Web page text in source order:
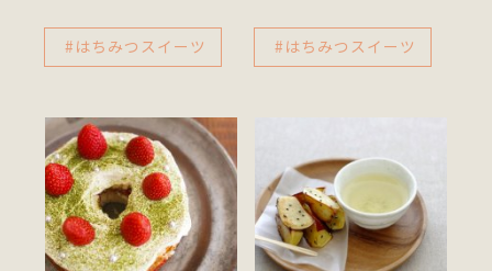
#はちみつスイーツ #はちみつスイーツ